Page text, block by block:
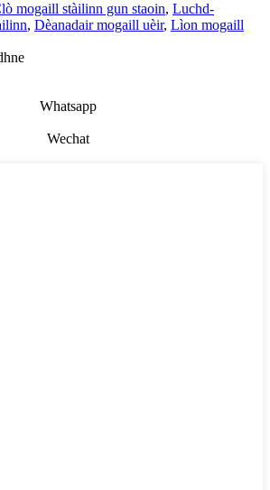
mogaill stàilinn gun staoin, Luchd-
, Dèanadair mogaill uèir, Lìon mogaill
Whatsapp
Wechat